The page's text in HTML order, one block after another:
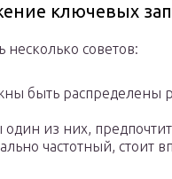
ключевых
несколько советов:
быть распределены
один из них,
частотный, стоит